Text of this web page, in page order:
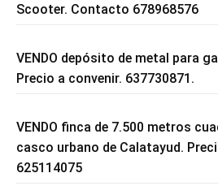
Scooter. Contacto 678968576
VENDO depósito de metal para
Precio a convenir. 637730871.
VENDO finca de 7.500 metros
casco urbano de Calatayud.
625114075